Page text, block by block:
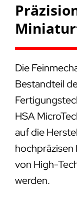
Die
Bestandteil
HSA
auf die
hochpräzisen
von High-
werden.